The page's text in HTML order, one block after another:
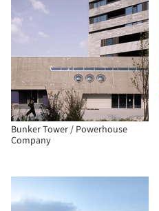
Bunker Tower / Powerhouse
Company